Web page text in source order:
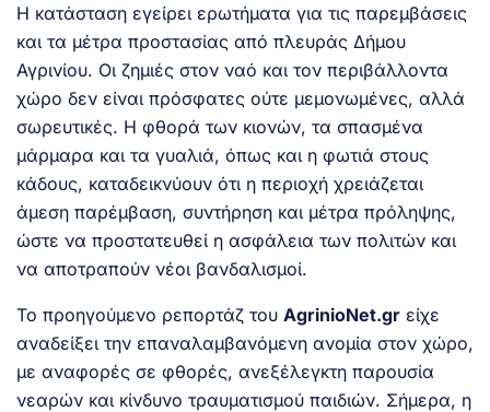
Η κατάσταση εγείρει ερωτήματα για τις παρεμβάσεις
και τα μέτρα προστασίας από πλευράς Δήμου
Αγρινίου. Οι ζημιές στον ναό και τον περιβάλλοντα
χώρο δεν είναι πρόσφατες ούτε μεμονωμένες, αλλά
σωρευτικές. Η φθορά των κιονών, τα σπασμένα
μάρμαρα και τα γυαλιά, όπως και η φωτιά στους
κάδους, καταδεικνύουν ότι η περιοχή χρειάζεται
άμεση παρέμβαση, συντήρηση και μέτρα πρόληψης,
ώστε να προστατευθεί η ασφάλεια των πολιτών και
να αποτραπούν νέοι βανδαλισμοί.
Το προηγούμενο ρεπορτάζ του AgrinioNet.gr είχε
αναδείξει την επαναλαμβανόμενη ανομία στον χώρο,
με αναφορές σε φθορές, ανεξέλεγκτη παρουσία
νεαρών και κίνδυνο τραυματισμού παιδιών. Σήμερα, η